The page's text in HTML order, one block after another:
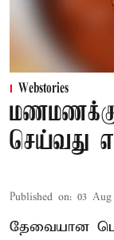
Webstories
செய்வது
Published on: 03 Aug
தேவையான